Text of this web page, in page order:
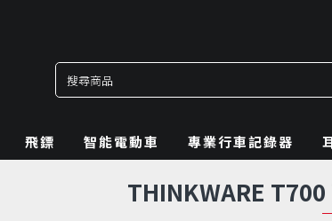
飛鏢 智能電動車 專業行車記錄器
THINKWARE